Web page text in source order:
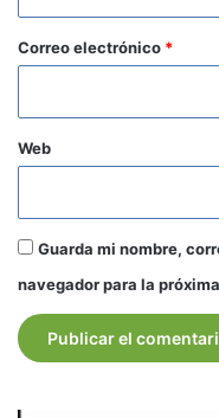
o
*
Correo electrónico *
Web
Guarda mi nombre,
navegador para la